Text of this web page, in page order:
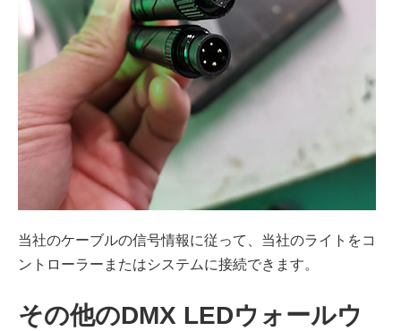
当社のケーブルの信号情報に従って、当社のライトをコ
ントローラーまたはシステムに接続できます。
その他のDMX LEDウォールウ